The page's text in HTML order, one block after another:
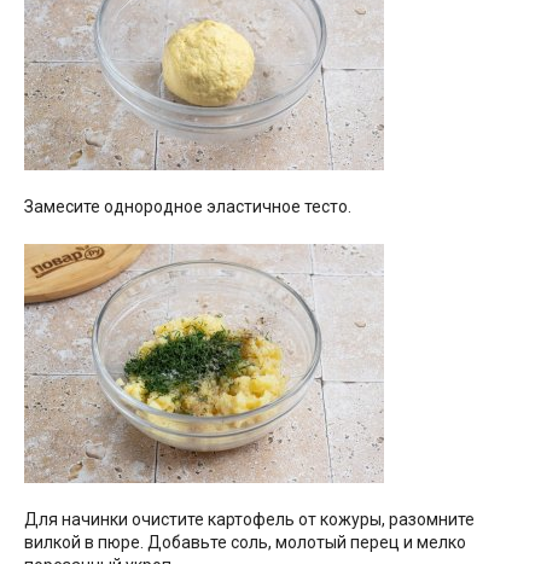
Замесите однородное эластичное тесто.
Для начинки очистите картофель от кожуры, разомните
вилкой в пюре. Добавьте соль, молотый перец и мелко